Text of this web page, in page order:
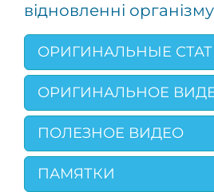
відновленні організму
ОРИГИНАЛЬНЫЕ
ОРИГИНАЛЬНОЕ
ПОЛЕЗНОЕ ВИДЕО
ПАМЯТКИ